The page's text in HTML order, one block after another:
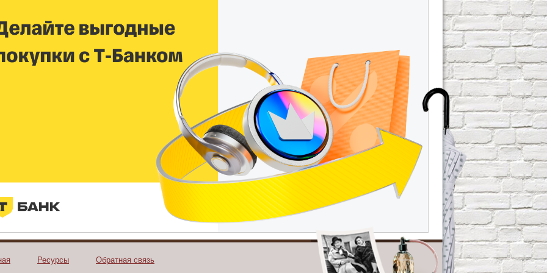
Ресурсы
Обратная связь